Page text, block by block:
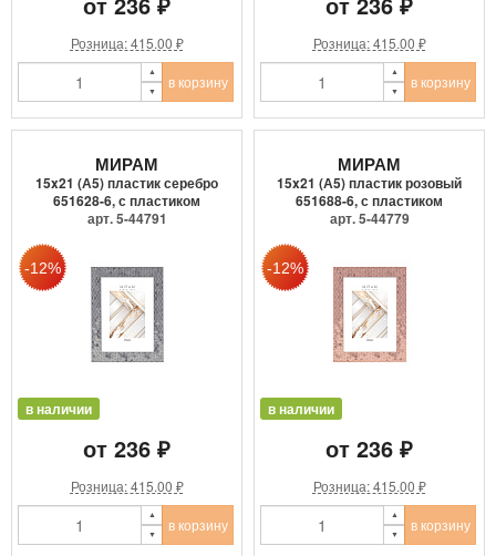
Розница: 415.00 ₽
в корзину
Розница: 415.00 ₽
в корзину
МИРАМ
15x21 (А5) пластик серебро
651628-6, с пластиком
арт. 5-44791
в наличии
от 236 ₽
Розница: 415.00 ₽
в корзину
МИРАМ
15x21 (А5) пластик розовый
651688-6, с пластиком
арт. 5-44779
в наличии
от 236 ₽
Розница: 415.00 ₽
в корзину